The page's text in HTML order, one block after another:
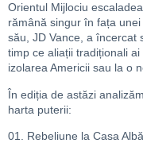
Orientul Mijlociu
rămână singur în fața
său, JD Vance, a încercat
timp ce aliații tradiționali
izolarea Americii sau la o
În ediția de astăzi
harta puterii:
01. Rebeliune la Casa